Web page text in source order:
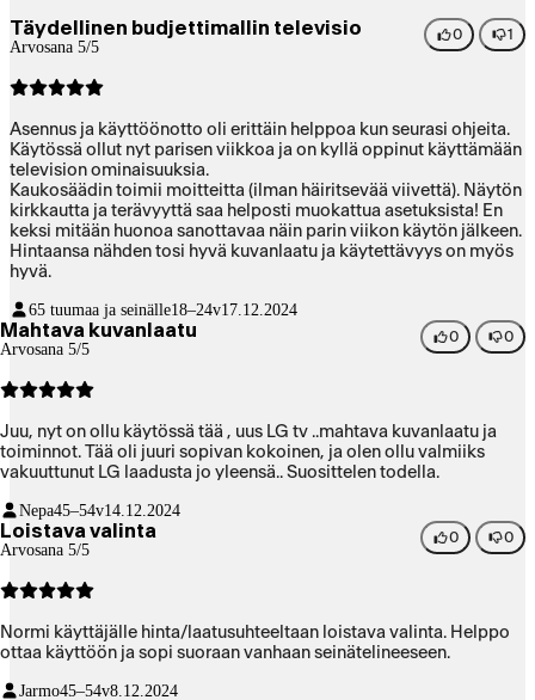
Täydellinen budjettimallin televisio
Arvosana 5/5
0 1
Asennus ja käyttöönotto oli erittäin helppoa kun seurasi ohjeita.
Käytössä ollut nyt parisen viikkoa ja on kyllä oppinut käyttämään
television ominaisuuksia.
Kaukosäädin toimii moitteitta (ilman häiritsevää viivettä). Näytön
kirkkautta ja terävyyttä saa helposti muokattua asetuksista! En
keksi mitään huonoa sanottavaa näin parin viikon käytön jälkeen.
Hintaansa nähden tosi hyvä kuvanlaatu ja käytettävyys on myös
hyvä.
65 tuumaa ja seinälle18–24v17.12.2024
Mahtava kuvanlaatu
Arvosana 5/5
0 0
Juu, nyt on ollu käytössä tää , uus LG tv ..mahtava kuvanlaatu ja
toiminnot. Tää oli juuri sopivan kokoinen, ja olen ollu valmiiks
vakuuttunut LG laadusta jo yleensä.. Suosittelen todella.
Nepa45–54v14.12.2024
Loistava valinta
Arvosana 5/5
0 0
Normi käyttäjälle hinta/laatusuhteeltaan loistava valinta. Helppo
ottaa käyttöön ja sopi suoraan vanhaan seinätelineeseen.
Jarmo45–54v8.12.2024